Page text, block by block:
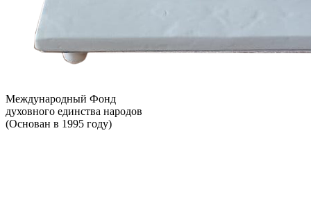
Международный Фонд
духовного единства народов
(Основан в 1995 году)